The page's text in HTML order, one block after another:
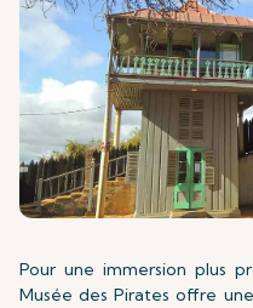
Pour une immersion plus
Musée des Pirates offre